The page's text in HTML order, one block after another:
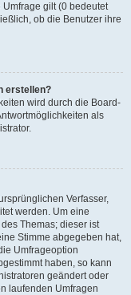
gilt (0 bedeutet
ob die Benutzer ihre
erstellen?
wird durch die Board-
als
Verfasser,
werden. Um eine
Themas; dieser ist
Stimme abgegeben hat,
Umfrageoption
haben, so kann
geändert oder
laufenden Umfragen